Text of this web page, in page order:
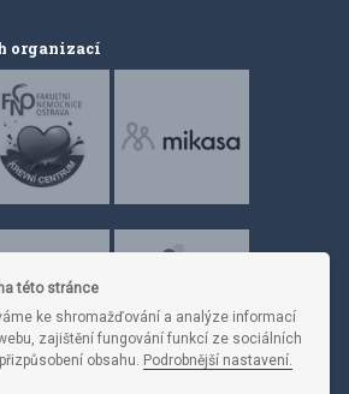
organizací
této stránce
ke shromažďování a analýze informací
zajištění fungování funkcí ze sociálních
obsahu. Podrobnější nastavení.